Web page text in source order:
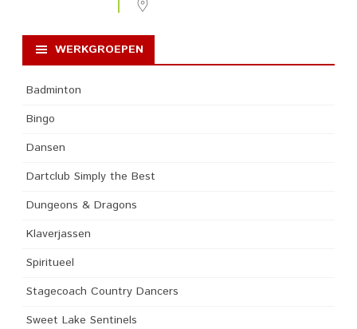
WERKGROEPEN
Badminton
Bingo
Dansen
Dartclub Simply the Best
Dungeons & Dragons
Klaverjassen
Spiritueel
Stagecoach Country Dancers
Sweet Lake Sentinels